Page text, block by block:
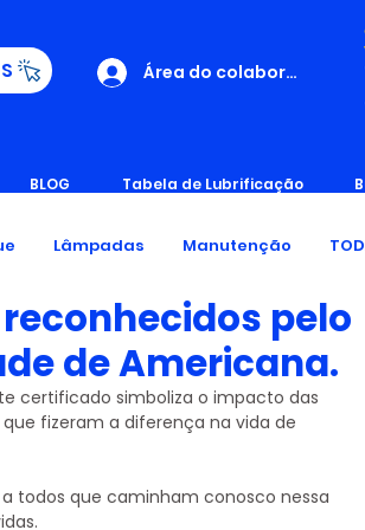
Área do colaborador
BLOG Tabela de Lubrificação
Lâmpadas Manutenção
pelo
de Americana.
certificado simboliza o impacto das
fizeram a diferença na vida de
todos que caminham conosco nessa